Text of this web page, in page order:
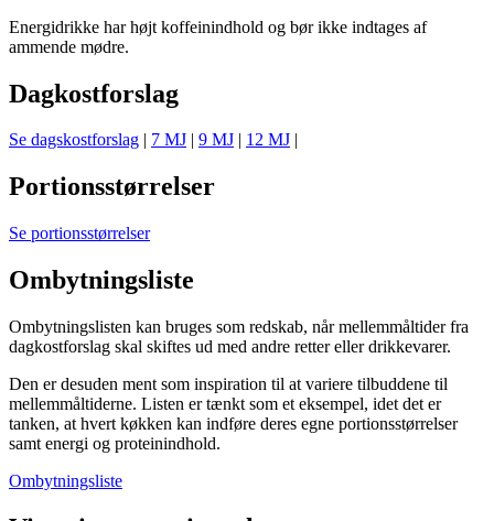
Energidrikke har højt koffeinindhold og bør ikke indtages af
ammende mødre.
Dagkostforslag
Se dagskostforslag | 7 MJ | 9 MJ | 12 MJ |
Portionsstørrelser
Se portionsstørrelser
Ombytningsliste
Ombytningslisten kan bruges som redskab, når mellemmåltider fra
dagkostforslag skal skiftes ud med andre retter eller drikkevarer.
Den er desuden ment som inspiration til at variere tilbuddene til
mellemmåltiderne. Listen er tænkt som et eksempel, idet det er
tanken, at hvert køkken kan indføre deres egne portionsstørrelser
samt energi og proteinindhold.
Ombytningsliste